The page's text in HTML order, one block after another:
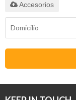
Accesorios